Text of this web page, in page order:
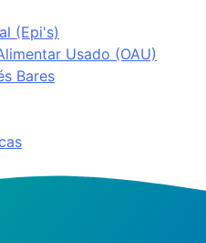
(Epi's)
Usado (OAU)
Bares